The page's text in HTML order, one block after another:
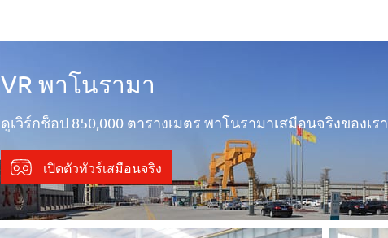
VR พาโนรามา
ดูเวิร์กช็อป 850,000 ตารางเมตร พาโนรามาเสมือนจริงของเรา
เปิดตัวทัวร์เสมือนจริง